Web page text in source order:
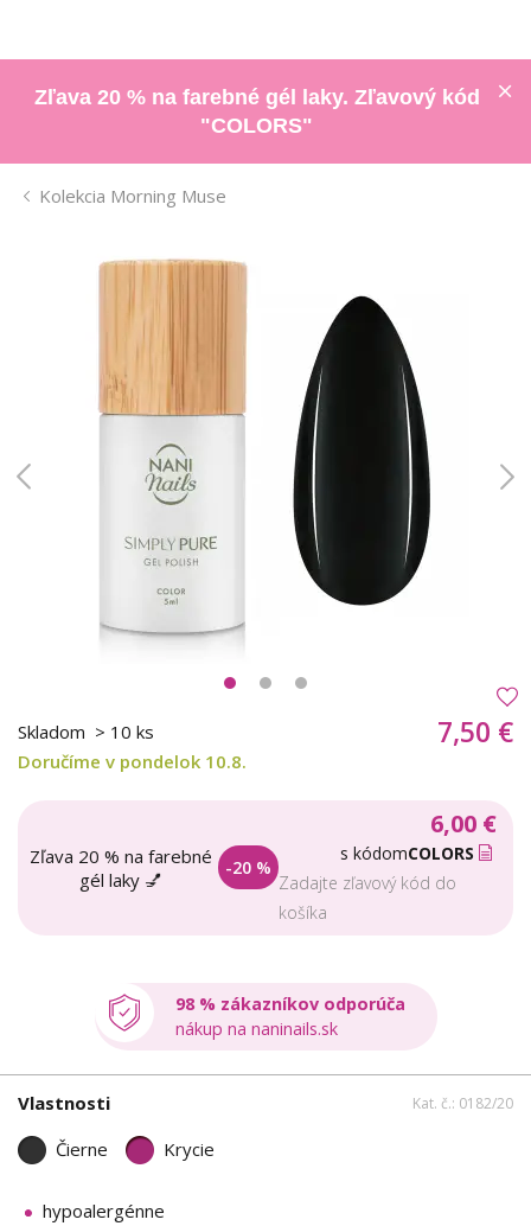
Zľava 20 % na farebné gél laky. Zľavový kód
"COLORS"
Kolekcia Morning Muse
Skladom > 10 ks
Doručíme v pondelok 10.8.
7,50 €
Zľava 20 % na farebné
gél laky 💅
-20 %
6,00 €
s kódomCOLORS
Zadajte zľavový kód do
košíka
98 % zákazníkov odporúča
nákup na naninails.sk
Vlastnosti Kat. č.: 0182/20
Čierne Krycie
hypoalergénne